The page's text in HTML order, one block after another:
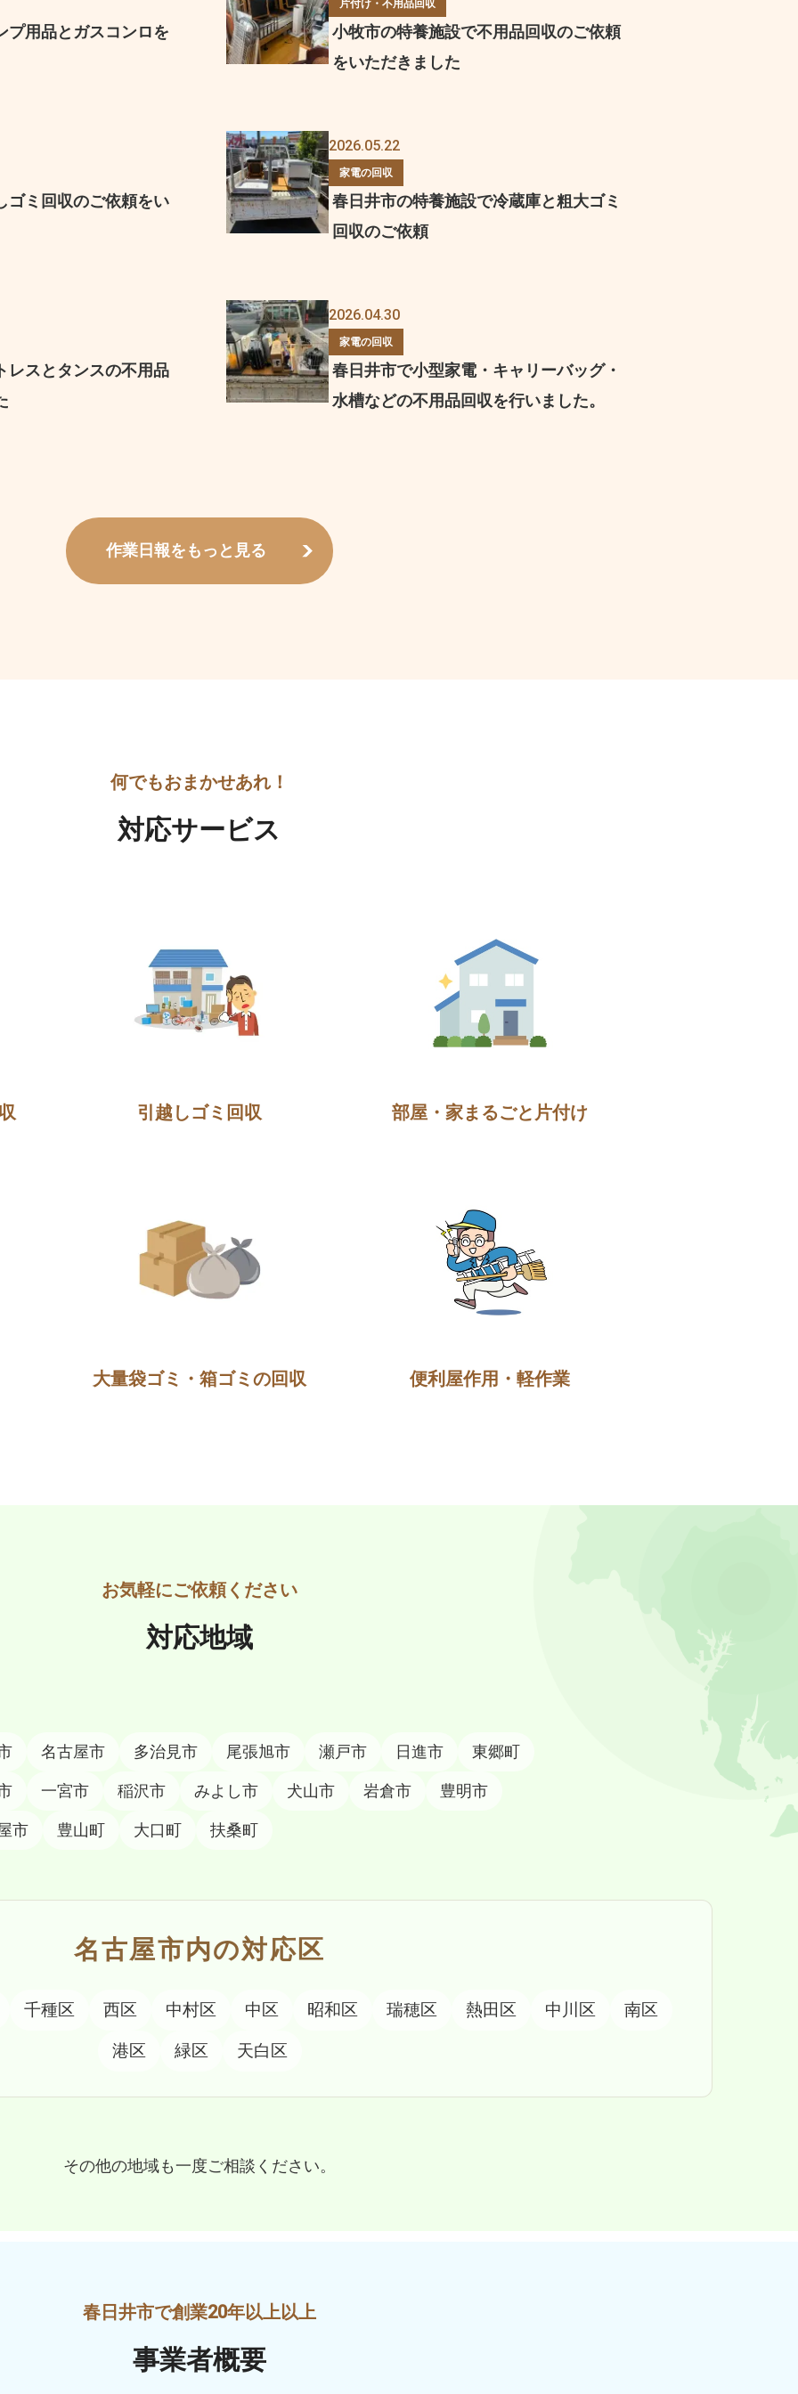
プ用品とガスコンロを
片付け・不用品回収
小牧市の特養施設で不用品回収のご依頼
をいただきました
ゴミ回収のご依頼をい
2026.05.22
家電の回収
春日井市の特養施設で冷蔵庫と粗大ゴミ
回収のご依頼
レスとタンスの不用品
2026.04.30
家電の回収
春日井市で小型家電・キャリーバッグ・
水槽などの不用品回収を行いました。
作業日報をもっと見る
対応サービス
引越しゴミ回収 部屋・家まるごと片付け
大量袋ゴミ・箱ゴミの回収 便利屋作用・軽作業
対応地域
名古屋市 多治見市 尾張旭市 瀬戸市 日進市 東郷町
一宮市 稲沢市 みよし市 犬山市 岩倉市 豊明市
市 豊山町 大口町 扶桑町
名古屋市内の対応区
千種区 西区 中村区 中区 昭和区 瑞穂区 熱田区 中川区
南区
港区
緑区 天白区
その他の地域も一度ご相談ください。
事業者概要